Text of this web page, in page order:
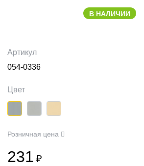
В НАЛИЧИИ
Артикул
054-0336
Цвет
Розничная цена
231 ₽